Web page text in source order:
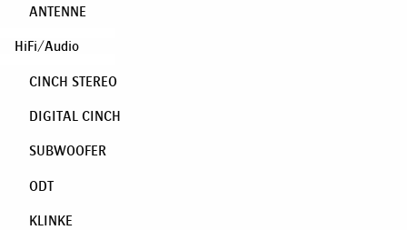
ANTENNE
HiFi/Audio
CINCH STEREO
DIGITAL CINCH
SUBWOOFER
ODT
KLINKE